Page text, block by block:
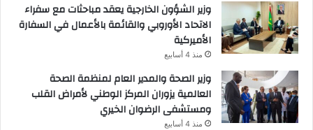
وزير الشؤون الخارجية يعقد مباحثات مع سفراء
الاتحاد الأوروبي والقائمة بالأعمال في السفارة
الأميركية
منذ 4 أسابيع
وزير الصحة والمدير العام لمنظمة الصحة
العالمية يزوران المركز الوطني لأمراض القلب
ومستشفى الرضوان الخيري
منذ 4 أسابيع